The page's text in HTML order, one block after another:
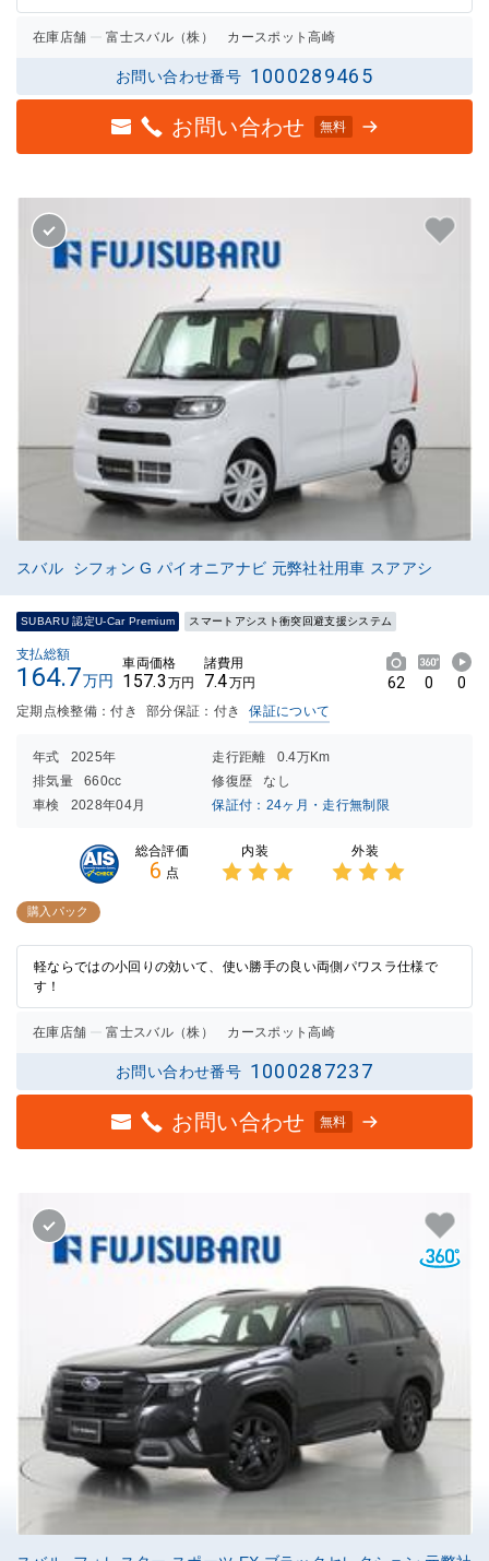
在庫店舗 富士スバル（株） カースポット高崎
お問い合わせ番号 1000289465
お問い合わせ 無料
スバル シフォン G パイオニアナビ 元弊社社用車 スアアシ
SUBARU 認定U-Car Premium スマートアシスト衝突回避支援システム
支払総額
164.7万円
車両価格
157.3 万円
諸費用
7.4万円 62 0 0
定期点検整備：付き 部分保証：付き 保証について
年式 2025年 走行距離
0.4万Km
排気量
660cc 修復歴
なし
車検
2028年04月 保証付：24ヶ月・走行無制限
総合評価
6 点
内装 外装
購入パック
軽ならではの小回りの効いて、使い勝手の良い両側パワスラ仕様で
す！
在庫店舗 富士スバル（株） カースポット高崎
お問い合わせ番号 1000287237
お問い合わせ 無料